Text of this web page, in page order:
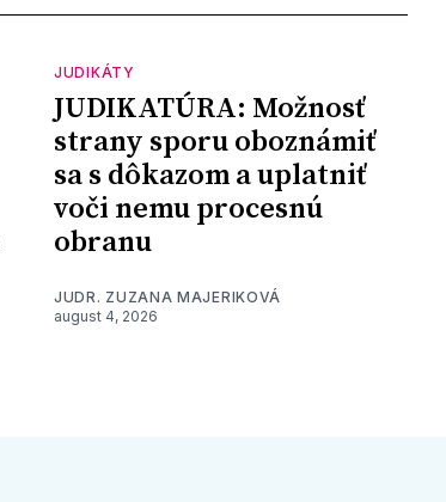
JUDIKÁTY
JUDIKATÚRA: Možnosť
strany sporu oboznámiť
sa s dôkazom a uplatniť
voči nemu procesnú
obranu
JUDR. ZUZANA MAJERIKOVÁ
august 4, 2026